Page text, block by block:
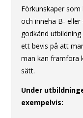
Förkunskaper
och inneha B-
godkänd
ett bevis på att
man kan framföra
sätt.
Under
exempelvis: